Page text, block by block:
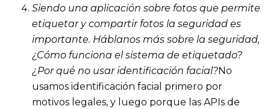
Siendo una aplicación sobre fotos que permite
etiquetar y compartir fotos la seguridad es
importante. Háblanos más sobre la seguridad,
¿Cómo funciona el sistema de etiquetado?
¿Por qué no usar identificación facial?No
usamos identificación facial primero por
motivos legales, y luego porque las APIs de